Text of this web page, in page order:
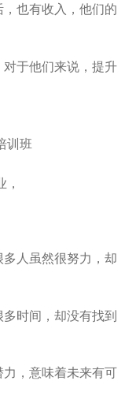
也有收入，他们的
于他们来说，提升
训班
人虽然很努力，却
时间，却没有找到
，意味着未来有可